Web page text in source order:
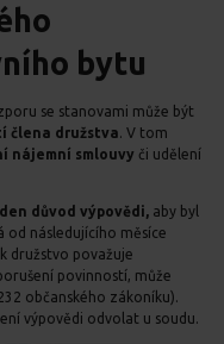
bytu
se stanovami může být
člena družstva. V tom
nájemní smlouvy či udělení
důvod výpovědi, aby byl
od následujícího měsíce
družstvo považuje
povinností, může
občanského zákoníku).
výpovědi odvolat u soudu.